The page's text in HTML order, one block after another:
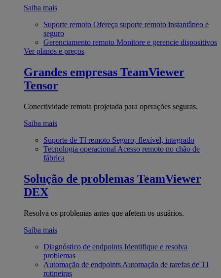
Saiba mais
Suporte remoto Ofereça suporte remoto instantâneo e
seguro
Gerenciamento remoto Monitore e gerencie dispositivos
Ver planos e preços
Grandes empresas TeamViewer
Tensor
Conectividade remota projetada para operações seguras.
Saiba mais
Suporte de TI remoto Seguro, flexível, integrado
Tecnologia operacional Acesso remoto no chão de
fábrica
Solução de problemas TeamViewer
DEX
Resolva os problemas antes que afetem os usuários.
Saiba mais
Diagnóstico de endpoints Identifique e resolva
problemas
Automação de endpoints Automação de tarefas de TI
rotineiras